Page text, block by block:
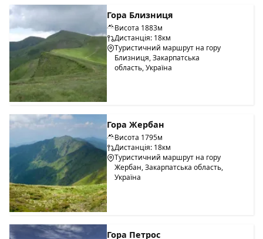
Гора Близниця
Висота 1883м
Дистанція: 18км
Туристичний маршрут на гору
Близниця, Закарпатська
область, Україна
Гора Жербан
Висота 1795м
Дистанція: 18км
Туристичний маршрут на гору
Жербан, Закарпатська область,
Україна
Гора Петрос